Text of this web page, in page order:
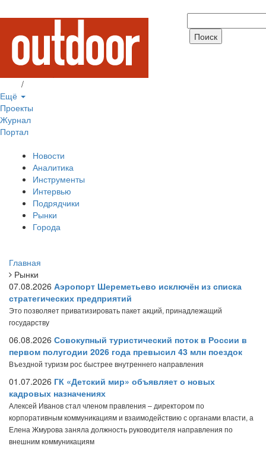
/
Ещё
Проекты
Журнал
Портал
Новости
Аналитика
Инструменты
Интервью
Подрядчики
Рынки
Города
Главная
Рынки
07.08.2026 Аэропорт Шереметьево исключён из списка
стратегических предприятий
Это позволяет приватизировать пакет акций, принадлежащий
государству
06.08.2026 Совокупный туристический поток в России в
первом полугодии 2026 года превысил 43 млн поездок
Въездной туризм рос быстрее внутреннего направления
01.07.2026 ГК «Детский мир» объявляет о новых
кадровых назначениях
Алексей Иванов стал членом правления – директором по
корпоративным коммуникациям и взаимодействию с органами власти, а
Елена Жмурова заняла должность руководителя направления по
внешним коммуникациям